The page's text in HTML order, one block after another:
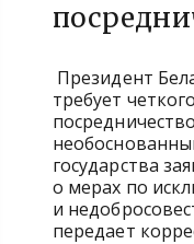
Президент
требует
государства
о мерах по
и
передает